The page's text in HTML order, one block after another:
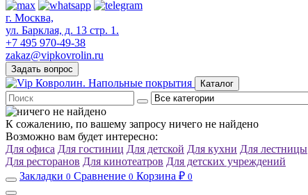
г. Москва,
ул. Барклая, д. 13 стр. 1.
+7 495 970-49-38
zakaz@vipkovrolin.ru
Задать вопрос
Каталог
К сожалению, по вашему запросу ничего не найдено
Возможно вам будет интересно:
Для офиса Для гостиниц Для детской Для кухни Для лестницы
Для ресторанов Для кинотеатров Для детских учреждений
Закладки 0 Сравнение 0 Корзина ₽ 0